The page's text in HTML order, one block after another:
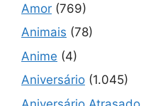
Amor (769)
Animais (78)
Anime (4)
Aniversário (1.045)